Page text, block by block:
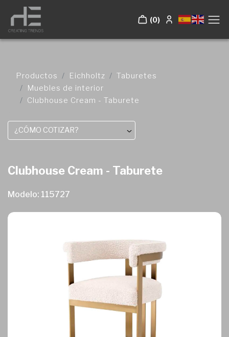
(0)
Productos Eichholtz
Taburetes
Muebles de interior
Clubhouse Cream - Taburete
¿CÓMO COTIZAR?
Clubhouse Cream - Taburete
Modelo: 115727